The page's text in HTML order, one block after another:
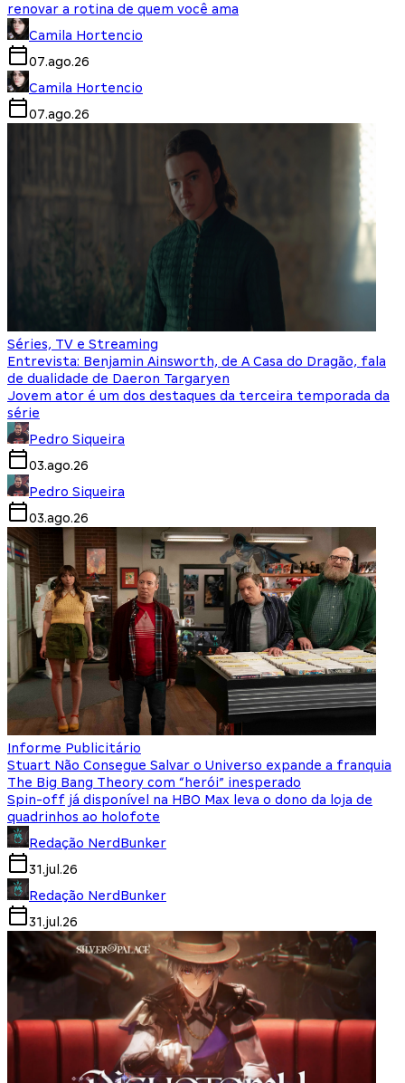
renovar a rotina de quem você ama
Camila Hortencio
07.ago.26
Camila Hortencio
07.ago.26
Séries, TV e Streaming
Entrevista: Benjamin Ainsworth, de A Casa do Dragão, fala
de dualidade de Daeron Targaryen
Jovem ator é um dos destaques da terceira temporada da
série
Pedro Siqueira
03.ago.26
Pedro Siqueira
03.ago.26
Informe Publicitário
Stuart Não Consegue Salvar o Universo expande a franquia
The Big Bang Theory com “herói” inesperado
Spin-off já disponível na HBO Max leva o dono da loja de
quadrinhos ao holofote
Redação NerdBunker
31.jul.26
Redação NerdBunker
31.jul.26